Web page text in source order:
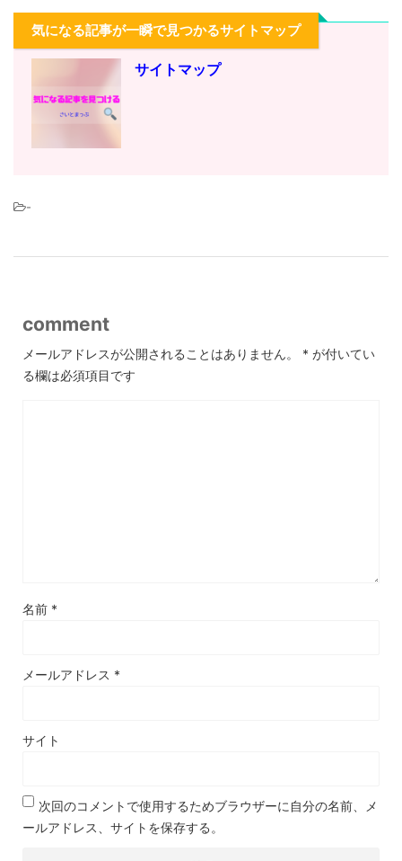
気になる記事が一瞬で見つかるサイトマップ
サイトマップ
-
comment
メールアドレスが公開されることはありません。 * が付いてい
る欄は必須項目です
名前 *
メールアドレス *
サイト
次回のコメントで使用するためブラウザーに自分の名前、メ
ールアドレス、サイトを保存する。